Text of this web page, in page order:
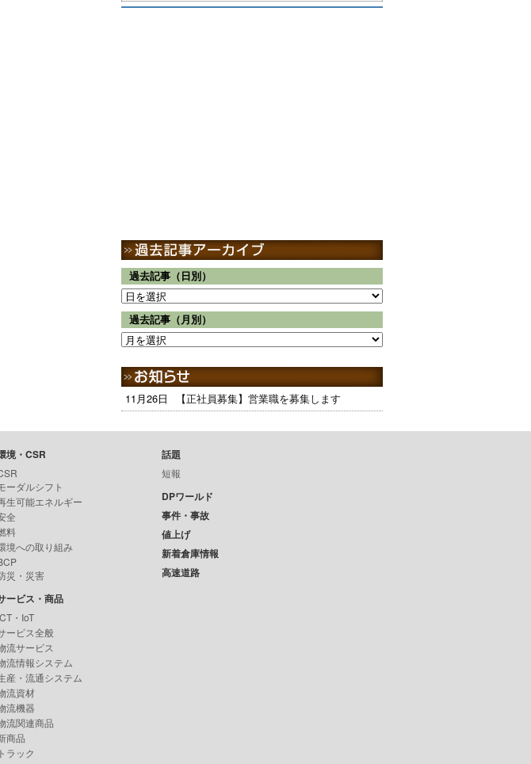
過去記事（日別）
過去記事（月別）
11月26日 【正社員募集】営業職を募集します
境・CSR
ーダルシフト
生可能エネルギー
全
料
境への取り組み
災・災害
ービス・商品
・IoT
ービス全般
流サービス
流情報システム
産・流通システム
流資材
流機器
流関連商品
商品
トラック
話題
短報
DPワールド
事件・事故
値上げ
新着倉庫情報
高速道路